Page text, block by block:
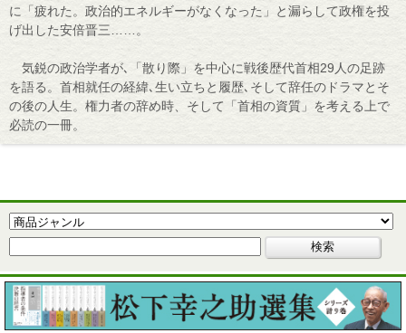
に「疲れた。政治的エネルギーがなくなった」と漏らして政権を投
げ出した安倍晋三……。
気鋭の政治学者が､「散り際」を中心に戦後歴代首相29人の足跡
を語る。首相就任の経緯､生い立ちと履歴､そして辞任のドラマとそ
の後の人生。権力者の辞め時、そして「首相の資質」を考える上で
必読の一冊。